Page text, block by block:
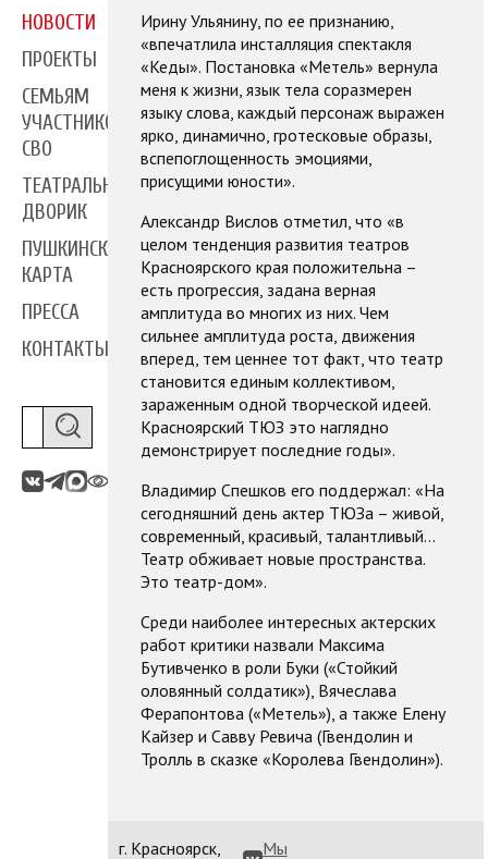
НОВОСТИ
ПРОЕКТЫ
СЕМЬЯМ
УЧАСТНИКОВ
СВО
ТЕАТРАЛЬНЫЙ
ДВОРИК
ПУШКИНСКАЯ
КАРТА
ПРЕССА
КОНТАКТЫ
Ирину Ульянину, по ее признанию,
«впечатлила инсталляция спектакля
«Кеды». Постановка «Метель» вернула
меня к жизни, язык тела соразмерен
языку слова, каждый персонаж выражен
ярко, динамично, гротесковые образы,
вспепоглощенность эмоциями,
присущими юности».
Александр Вислов отметил, что «в
целом тенденция развития театров
Красноярского края положительна –
есть прогрессия, задана верная
амплитуда во многих из них. Чем
сильнее амплитуда роста, движения
вперед, тем ценнее тот факт, что театр
становится единым коллективом,
зараженным одной творческой идеей.
Красноярский ТЮЗ это наглядно
демонстрирует последние годы».
Владимир Спешков его поддержал: «На
сегодняшний день актер ТЮЗа – живой,
современный, красивый, талантливый…
Театр обживает новые пространства.
Это театр-дом».
Среди наиболее интересных актерских
работ критики назвали Максима
Бутивченко в роли Буки («Стойкий
оловянный солдатик»), Вячеслава
Ферапонтова («Метель»), а также Елену
Кайзер и Савву Ревича (Гвендолин и
Тролль в сказке «Королева Гвендолин»).
г. Красноярск, Мы